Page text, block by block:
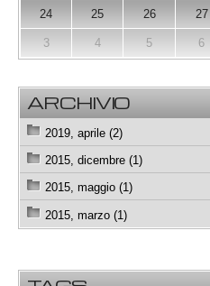
24 25 26 27
3 4 5 6
ARCHIVIO
2019, aprile (2)
2015, dicembre (1)
2015, maggio (1)
2015, marzo (1)